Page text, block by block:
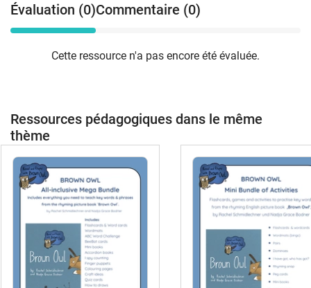
Évaluation (0)Commentaire (0)
Cette ressource n'a pas encore été évaluée.
Ressources pédagogiques dans le même
thème